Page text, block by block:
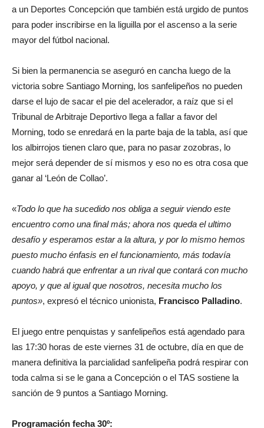
a un Deportes Concepción que también está urgido de puntos
para poder inscribirse en la liguilla por el ascenso a la serie
mayor del fútbol nacional.
Si bien la permanencia se aseguró en cancha luego de la
victoria sobre Santiago Morning, los sanfelipeños no pueden
darse el lujo de sacar el pie del acelerador, a raíz que si el
Tribunal de Arbitraje Deportivo llega a fallar a favor del
Morning, todo se enredará en la parte baja de la tabla, así que
los albirrojos tienen claro que, para no pasar zozobras, lo
mejor será depender de sí mismos y eso no es otra cosa que
ganar al ‘León de Collao’.
«Todo lo que ha sucedido nos obliga a seguir viendo este
encuentro como una final más; ahora nos queda el ultimo
desafío y esperamos estar a la altura, y por lo mismo hemos
puesto mucho énfasis en el funcionamiento, más todavía
cuando habrá que enfrentar a un rival que contará con mucho
apoyo, y que al igual que nosotros, necesita mucho los
puntos», expresó el técnico unionista, Francisco Palladino.
El juego entre penquistas y sanfelipeños está agendado para
las 17:30 horas de este viernes 31 de octubre, día en que de
manera definitiva la parcialidad sanfelipeña podrá respirar con
toda calma si se le gana a Concepción o el TAS sostiene la
sanción de 9 puntos a Santiago Morning.
Programación fecha 30º: